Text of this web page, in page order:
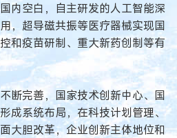
内空白，自主研发的人工智能深
，超导磁共振等医疗器械实现国
和疫苗研制、重大新药创制等有
断完善，国家技术创新中心、国
成系统布局，在科技计划管理、
大胆改革，企业创新主体地位和